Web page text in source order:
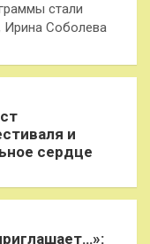
стали
Ирина Соболева
и
сердце